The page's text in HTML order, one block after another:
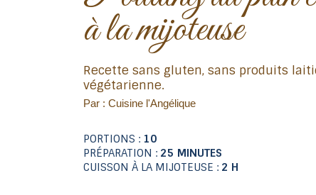
à la mijoteuse
Recette sans gluten, sans produits laitiers (sans caséine) et
végétarienne.
Par : Cuisine l'Angélique
PORTIONS : 10
PRÉPARATION : 25 MINUTES
CUISSON À LA MIJOTEUSE : 2 H